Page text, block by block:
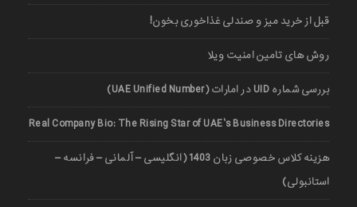
قبل از خرید میز و صندلی غذاخوری بخون!
روش های تامین امنیت ویلا
بررسی شماره UID در امارات (UAE Unified Number)
Real Company Bio: The Rising Star of UAE’s Business Directories
هزینه کلاس خصوصی زبان 1403 (انگلیسی – آلمانی – فرانسه –
استانبولی)